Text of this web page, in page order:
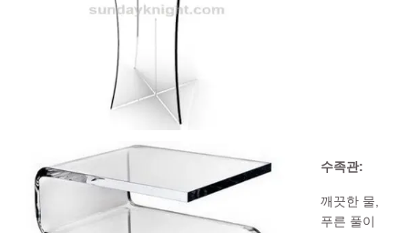
수족관:
깨끗한 물,
푸른 풀이